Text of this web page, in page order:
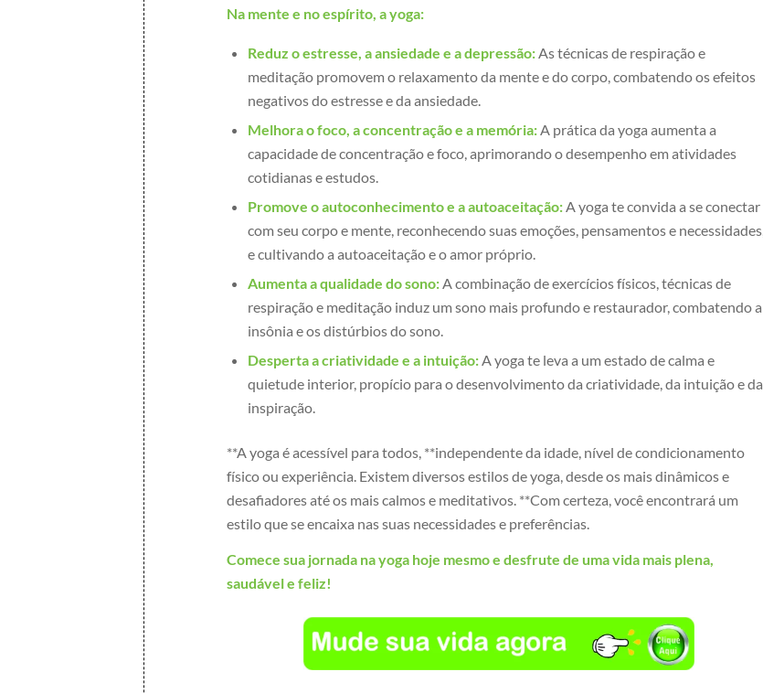
Na mente e no espírito, a yoga:
Reduz o estresse, a ansiedade e a depressão: As técnicas de respiração e
meditação promovem o relaxamento da mente e do corpo, combatendo os efeitos
negativos do estresse e da ansiedade.
Melhora o foco, a concentração e a memória: A prática da yoga aumenta a
capacidade de concentração e foco, aprimorando o desempenho em atividades
cotidianas e estudos.
Promove o autoconhecimento e a autoaceitação: A yoga te convida a se conectar
com seu corpo e mente, reconhecendo suas emoções, pensamentos e necessidades,
e cultivando a autoaceitação e o amor próprio.
Aumenta a qualidade do sono: A combinação de exercícios físicos, técnicas de
respiração e meditação induz um sono mais profundo e restaurador, combatendo a
insônia e os distúrbios do sono.
Desperta a criatividade e a intuição: A yoga te leva a um estado de calma e
quietude interior, propício para o desenvolvimento da criatividade, da intuição e da
inspiração.
**A yoga é acessível para todos, **independente da idade, nível de condicionamento
físico ou experiência. Existem diversos estilos de yoga, desde os mais dinâmicos e
desafiadores até os mais calmos e meditativos. **Com certeza, você encontrará um
estilo que se encaixa nas suas necessidades e preferências.
Comece sua jornada na yoga hoje mesmo e desfrute de uma vida mais plena,
saudável e feliz!